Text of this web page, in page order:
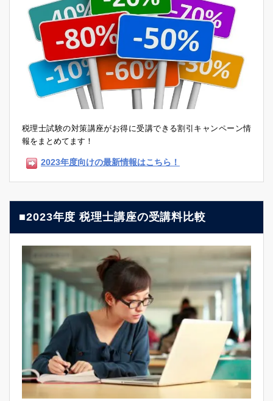
税理士試験の対策講座がお得に受講できる割引キャンペーン情
報をまとめてます！
2023年度向けの最新情報はこちら！
■2023年度 税理士講座の受講料比較